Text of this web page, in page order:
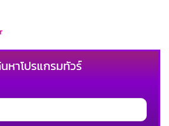
หาโปรแกรมทัวร์